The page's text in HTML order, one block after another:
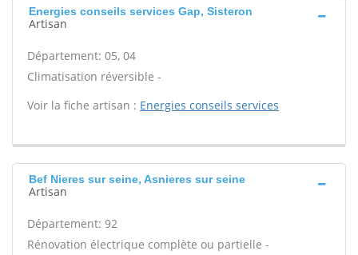
Energies conseils services Gap, Sisteron
Artisan
Département: 05, 04
Climatisation réversible -
Voir la fiche artisan : Energies conseils services
Bef Nieres sur seine, Asnieres sur seine
Artisan
Département: 92
Rénovation électrique complète ou partielle -